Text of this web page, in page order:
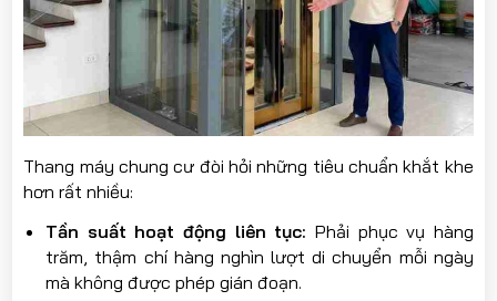
Thang máy chung cư đòi hỏi những tiêu chuẩn khắt khe
hơn rất nhiều:
Tần suất hoạt động liên tục: Phải phục vụ hàng
trăm, thậm chí hàng nghìn lượt di chuyển mỗi ngày
mà không được phép gián đoạn.